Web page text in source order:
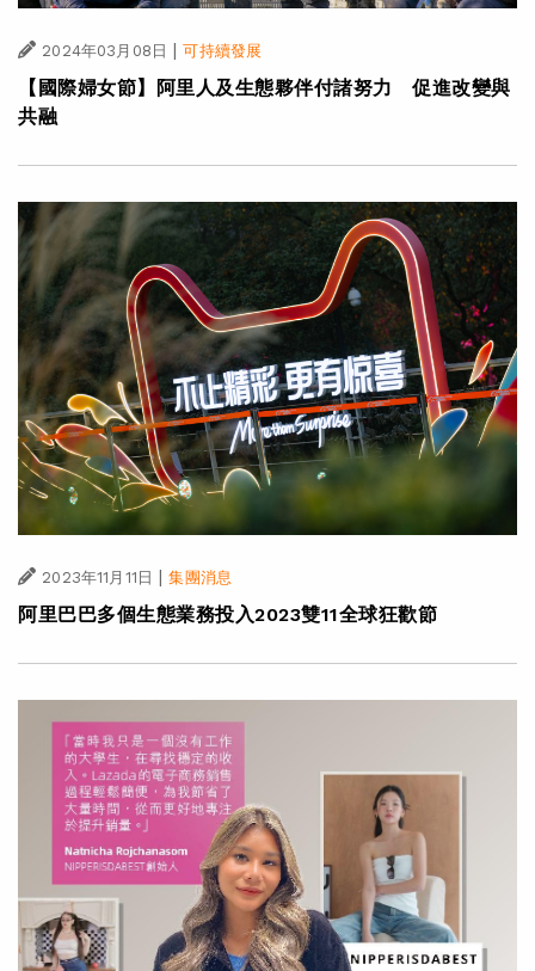
2024年03月08日 | 可持續發展
【國際婦女節】阿里人及生態夥伴付諸努力 促進改變與
共融
2023年11月11日 | 集團消息
阿里巴巴多個生態業務投入2023雙11全球狂歡節